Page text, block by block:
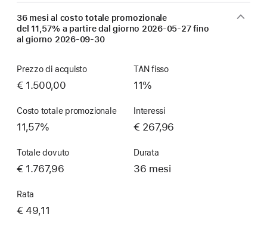
36 mesi al costo totale promozionale
del 11,57% a partire dal giorno 2026-05-27fino
al giorno 2026-09-30
Prezzo di acquisto
€ 1.500,00
TAN fisso
11%
Costo totale promozionale
11,57%
Interessi
€ 267,96
Totale dovuto
€ 1.767,96
Durata
36 mesi
Rata
€ 49,11